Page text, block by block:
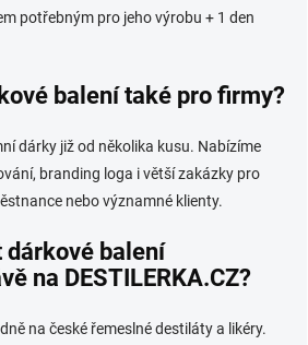
potřebným pro jeho výrobu + 1 den
balení také pro firmy?
dárky již od několika kusu. Nabízíme
branding loga i větší zakázky pro
nebo významné klienty.
dárkové balení
na DESTILERKA.CZ?
na české řemeslné destiláty a likéry.